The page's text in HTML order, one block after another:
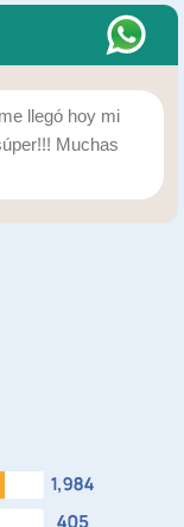
llegó hoy mi
Muchas